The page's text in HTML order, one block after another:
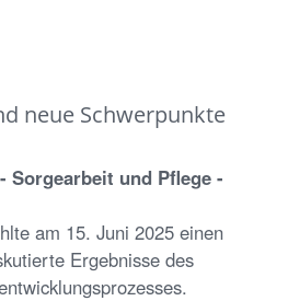
neue Schwerpunkte
Sorgearbeit und Pflege -
am 15. Juni 2025 einen
Ergebnisse des